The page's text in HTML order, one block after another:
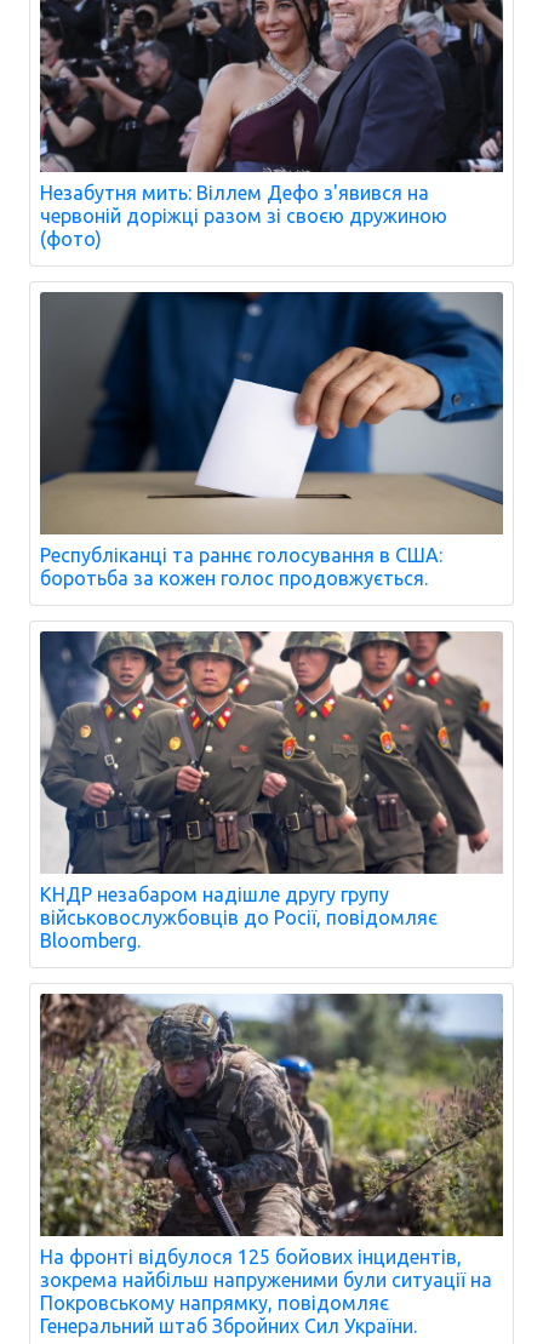
Незабутня мить: Віллем Дефо з'явився на
червоній доріжці разом зі своєю дружиною
(фото)
Республіканці та раннє голосування в США:
боротьба за кожен голос продовжується.
КНДР незабаром надішле другу групу
військовослужбовців до Росії, повідомляє
Bloomberg.
На фронті відбулося 125 бойових інцидентів,
зокрема найбільш напруженими були ситуації на
Покровському напрямку, повідомляє
Генеральний штаб Збройних Сил України.